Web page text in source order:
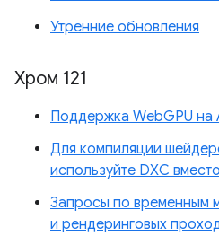
Утренние обновления
Хром 121
Поддержка WebGPU на
Для компиляции
используйте DXC
Запросы по временным
и рендеринговых